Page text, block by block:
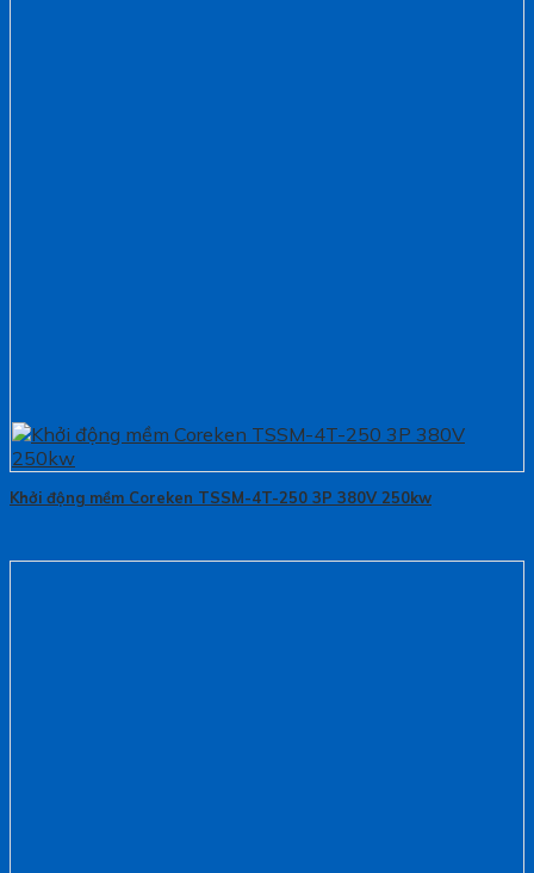
Khởi động mềm Coreken TSSM-4T-250 3P 380V 250kw